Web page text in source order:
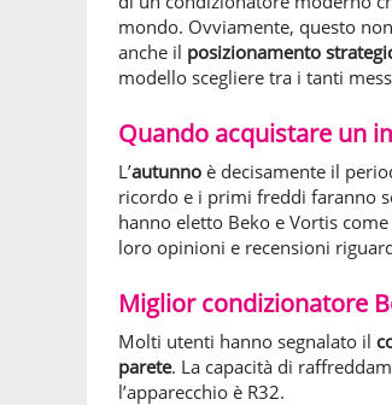
mondo. Ovviamente, questo
anche il posizionamento
modello scegliere tra i tanti
Quando acquistare un
L’autunno è decisamente il
ricordo e i primi freddi faranno
hanno eletto Beko e Vortis
loro opinioni e recensioni
Miglior condizionatore
Molti utenti hanno segnalato il
parete. La capacità di
l’apparecchio è R32.